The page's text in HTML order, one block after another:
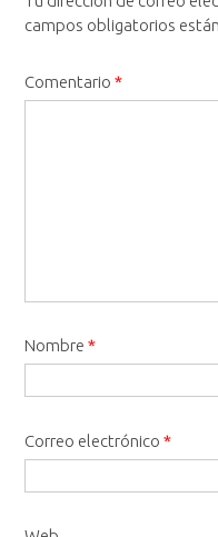
campos obligatorios
Comentario *
Nombre *
Correo electrónico *